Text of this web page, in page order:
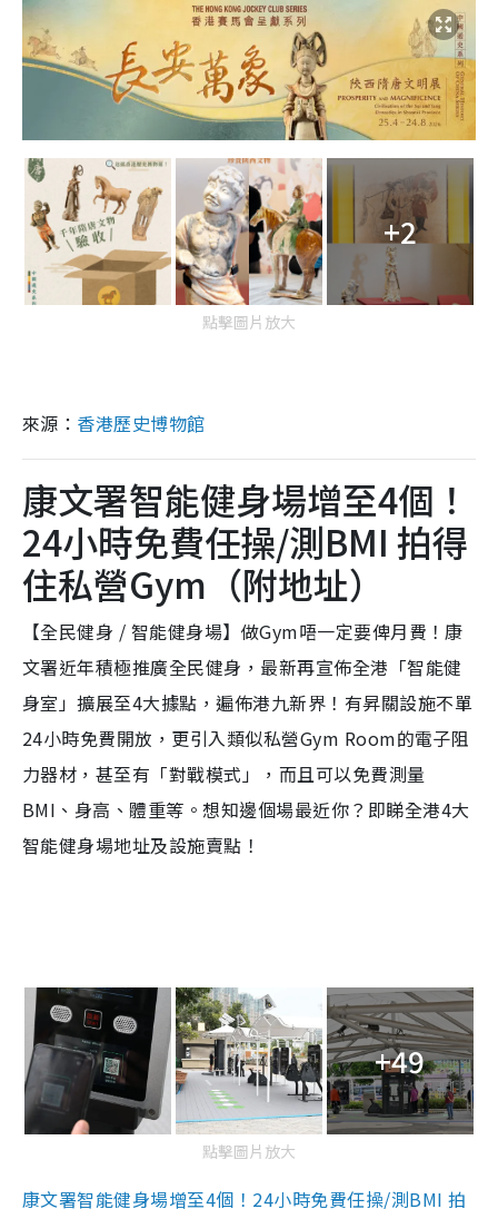
+2
點擊圖片放大
來源： 香港歷史博物館
康文署智能健身場增至4個！
24小時免費任操/測BMI 拍得
住私營Gym（附地址）
【全民健身 / 智能健身場】做Gym唔一定要俾月費！康
文署近年積極推廣全民健身，最新再宣佈全港「智能健
身室」擴展至4大據點，遍佈港九新界！有昇關設施不單
24小時免費開放，更引入類似私營Gym Room的電子阻
力器材，甚至有「對戰模式」，而且可以免費測量
BMI、身高、體重等。想知邊個場最近你？即睇全港4大
智能健身場地址及設施賣點！
+49
點擊圖片放大
康文署智能健身場增至4個！24小時免費任操/測BMI 拍